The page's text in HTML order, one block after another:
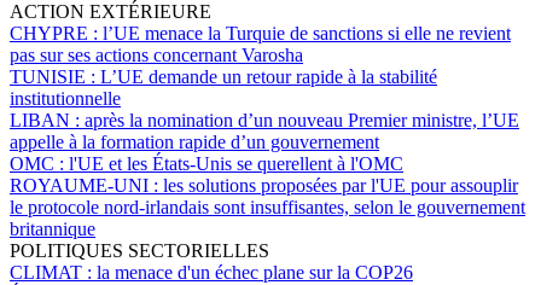
ACTION EXTÉRIEURE
CHYPRE : l’UE menace la Turquie de sanctions si elle ne revient
pas sur ses actions concernant Varosha
TUNISIE : L’UE demande un retour rapide à la stabilité
institutionnelle
LIBAN : après la nomination d’un nouveau Premier ministre, l’UE
appelle à la formation rapide d’un gouvernement
OMC : l'UE et les États-Unis se querellent à l'OMC
ROYAUME-UNI : les solutions proposées par l'UE pour assouplir
le protocole nord-irlandais sont insuffisantes, selon le gouvernement
britannique
POLITIQUES SECTORIELLES
CLIMAT : la menace d'un échec plane sur la COP26